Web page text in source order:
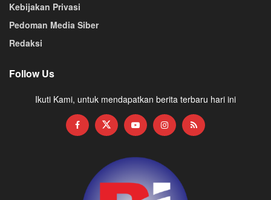
Kebijakan Privasi
Pedoman Media Siber
Redaksi
Follow Us
Ikuti Kami, untuk mendapatkan berita terbaru hari ini